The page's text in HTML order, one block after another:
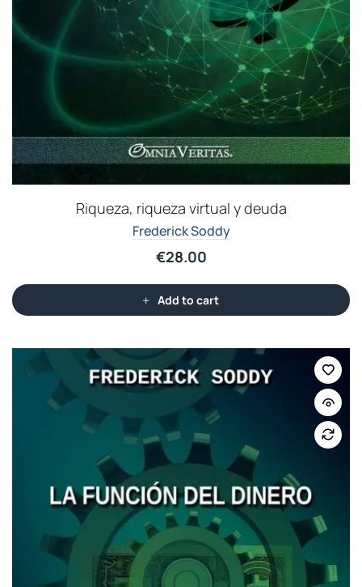
Riqueza, riqueza virtual y deuda
Frederick Soddy
€28.00
Add to cart